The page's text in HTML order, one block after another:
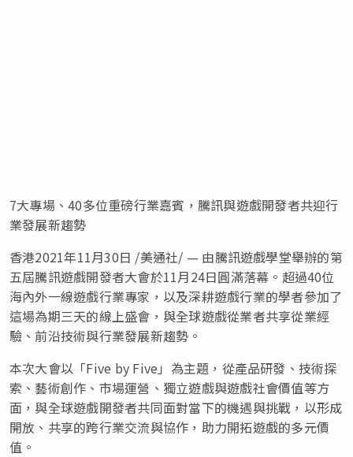
7大專場、40多位重磅行業嘉賓，騰訊與遊戲開發者共迎行
業發展新趨勢
香港2021年11月30日 /美通社/ — 由騰訊遊戲學堂舉辦的第
五屆騰訊遊戲開發者大會於11月24日圓滿落幕。超過40位
海內外一線遊戲行業專家，以及深耕遊戲行業的學者參加了
這場為期三天的線上盛會，與全球遊戲從業者共享從業經
驗、前沿技術與行業發展新趨勢。
本次大會以「Five by Five」為主題，從產品研發、技術探
索、藝術創作、市場運營、獨立遊戲與遊戲社會價值等方
面，與全球遊戲開發者共同面對當下的機遇與挑戰，以形成
開放、共享的跨行業交流與協作，助力開拓遊戲的多元價
值。